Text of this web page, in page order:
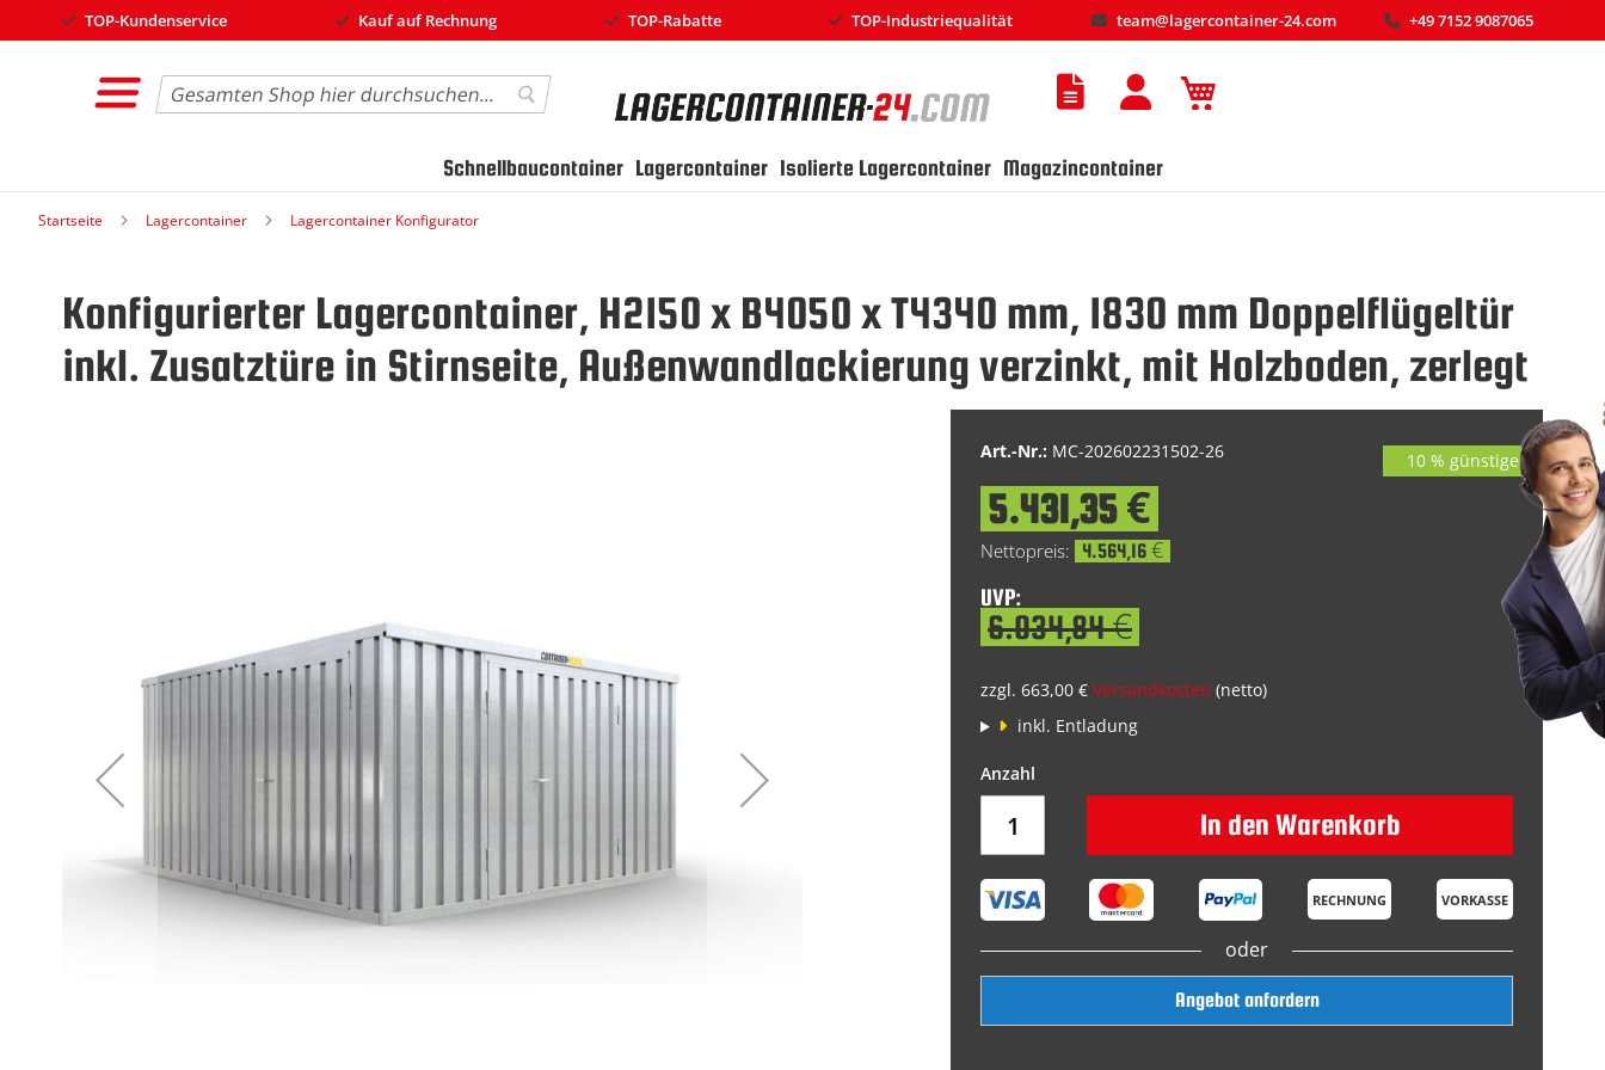
TOP-Kundenservice Kauf auf Rechnung TOP-Rabatte TOP-Industriequalität team@lagercontainer-24.com +49 7152 9087065
Search
Schnellbaucontainer Lagercontainer Isolierte Lagercontainer Magazincontainer
Startseite Lagercontainer Lagercontainer Konfigurator
Konfigurierter Lagercontainer, H2150 x B4050 x T4340 mm, 1830 mm Doppelflügeltür
inkl. Zusatztüre in Stirnseite, Außenwandlackierung verzinkt, mit Holzboden, zerlegt
Art.-Nr.: MC-202602231502-26
Special
Price
5.431,35 €
4.564,16 €
UVP:
6.034,84 €
zzgl. 663,00 € Versandkosten (netto)
inkl. Entladung
In den Warenkorb
RECHNUNG VORKASSE
oder
Angebot anfordern
10 % günstiger